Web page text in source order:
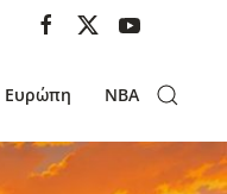
Ευρώπη NBA